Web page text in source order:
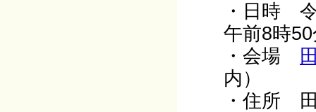
・日時
午前8時
・会場
内
・住所